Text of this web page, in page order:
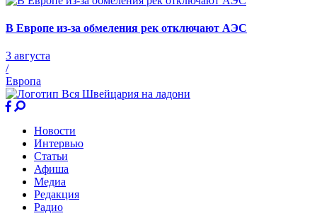
В Европе из-за обмеления рек отключают АЭС
3 августа
/
Европа
Новости
Интервью
Статьи
Афиша
Медиа
Редакция
Радио